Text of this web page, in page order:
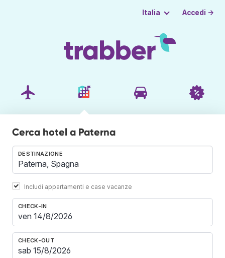
Italia Accedi →
Cerca hotel a Paterna
DESTINAZIONE
Includi appartamenti e case vacanze
CHECK-IN
CHECK-OUT